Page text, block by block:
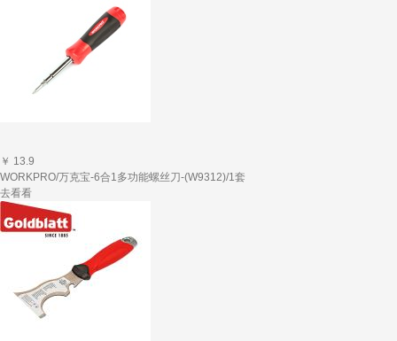
￥ 13.9
WORKPRO/万克宝-6合1多功能螺丝刀-(W9312)/1套
去看看